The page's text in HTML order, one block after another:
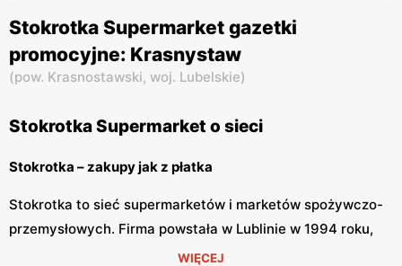
Stokrotka Supermarket gazetki
promocyjne: Krasnystaw
(pow. Krasnostawski, woj. Lubelskie)
Stokrotka Supermarket o sieci
Stokrotka – zakupy jak z płatka
Stokrotka to sieć supermarketów i marketów spożywczo-
przemysłowych. Firma powstała w Lublinie w 1994 roku,
lecz dopiero od 2000 roku znamy ją pod obecną nazwą.
WIĘCEJ